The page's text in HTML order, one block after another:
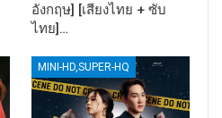
อังกฤษ] [เสียงไทย + ซับ
ไทย]…
MINI-HD,SUPER-HQ